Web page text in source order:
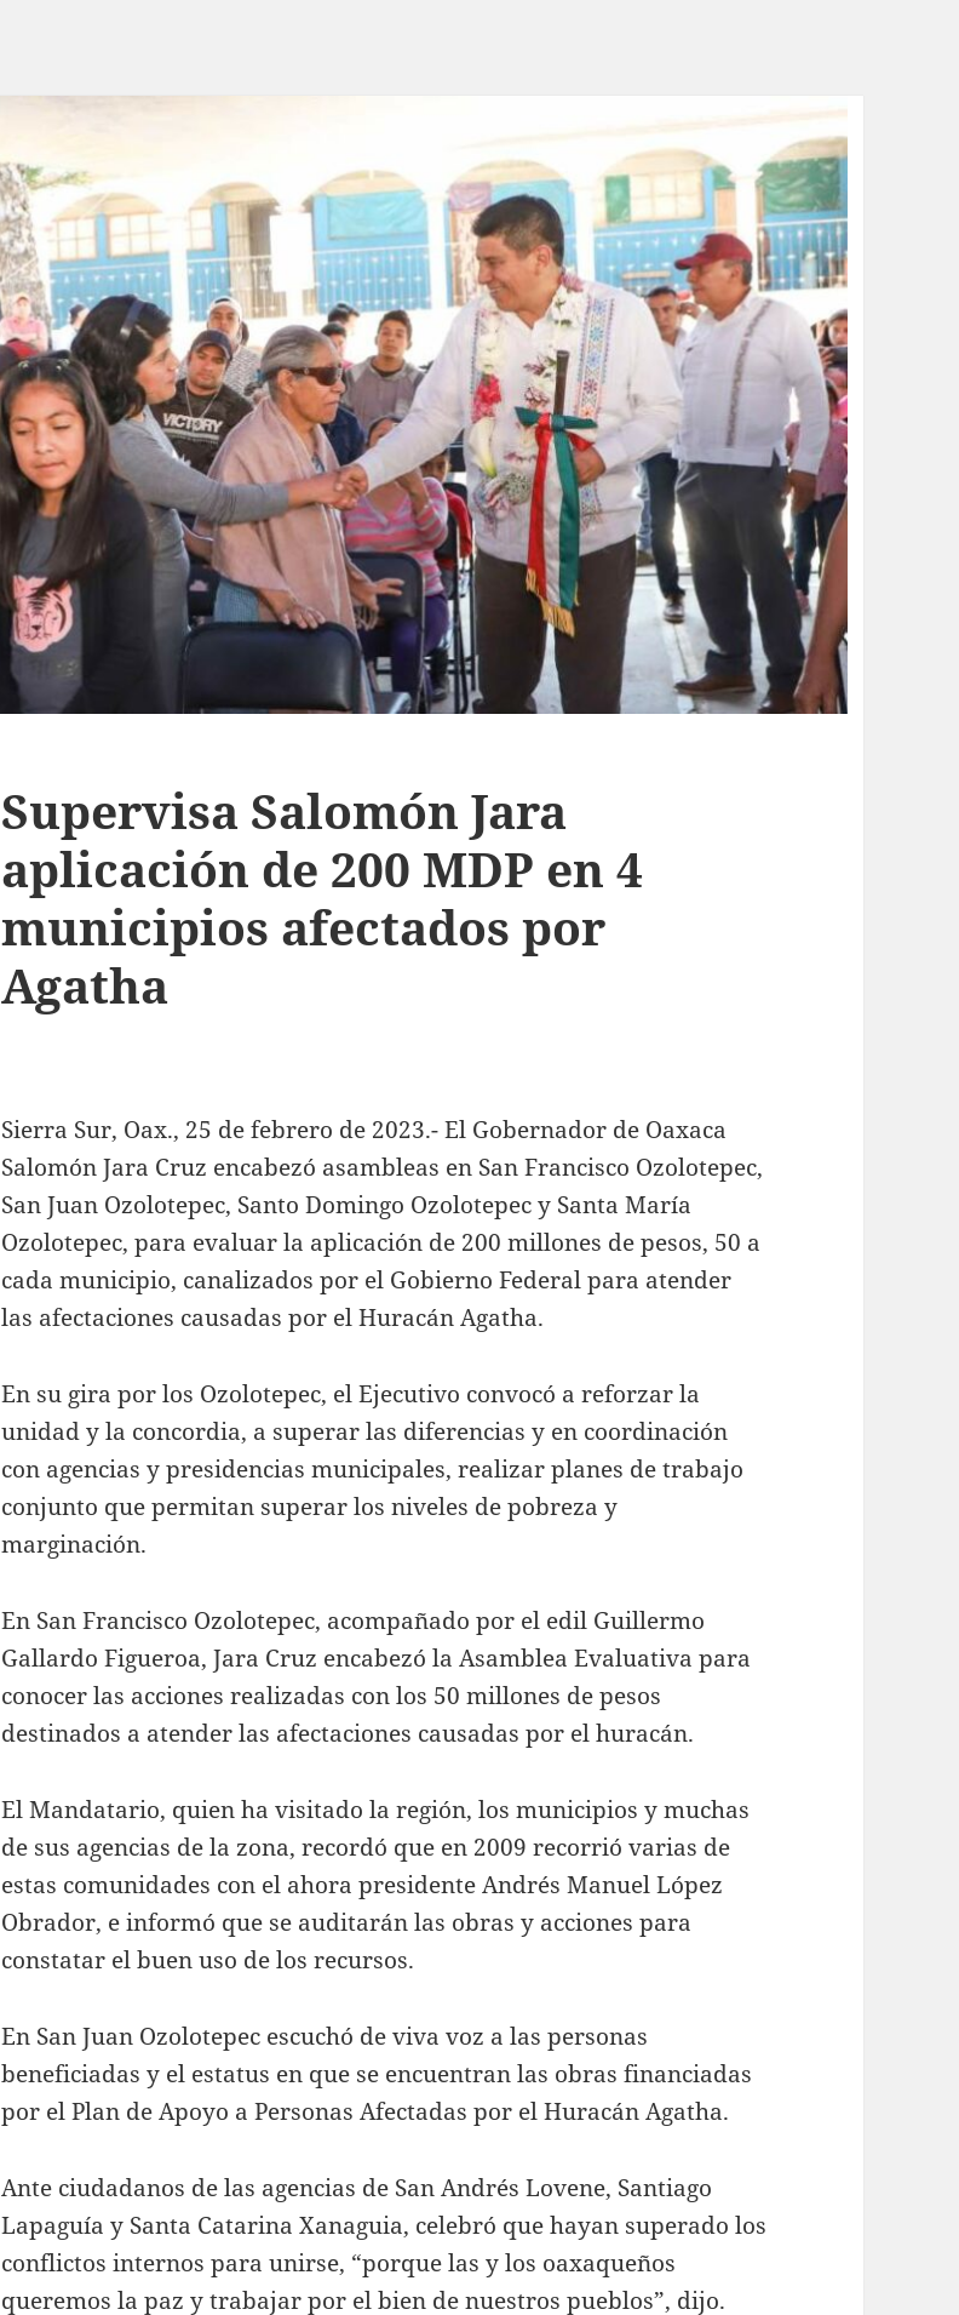
Supervisa Salomón Jara
aplicación de 200 MDP en 4
municipios afectados por
Agatha
Sierra Sur, Oax., 25 de febrero de 2023.- El Gobernador de Oaxaca
Salomón Jara Cruz encabezó asambleas en San Francisco Ozolotepec,
San Juan Ozolotepec, Santo Domingo Ozolotepec y Santa María
Ozolotepec, para evaluar la aplicación de 200 millones de pesos, 50 a
cada municipio, canalizados por el Gobierno Federal para atender
las afectaciones causadas por el Huracán Agatha.
En su gira por los Ozolotepec, el Ejecutivo convocó a reforzar la
unidad y la concordia, a superar las diferencias y en coordinación
con agencias y presidencias municipales, realizar planes de trabajo
conjunto que permitan superar los niveles de pobreza y
marginación.
En San Francisco Ozolotepec, acompañado por el edil Guillermo
Gallardo Figueroa, Jara Cruz encabezó la Asamblea Evaluativa para
conocer las acciones realizadas con los 50 millones de pesos
destinados a atender las afectaciones causadas por el huracán.
El Mandatario, quien ha visitado la región, los municipios y muchas
de sus agencias de la zona, recordó que en 2009 recorrió varias de
estas comunidades con el ahora presidente Andrés Manuel López
Obrador, e informó que se auditarán las obras y acciones para
constatar el buen uso de los recursos.
En San Juan Ozolotepec escuchó de viva voz a las personas
beneficiadas y el estatus en que se encuentran las obras financiadas
por el Plan de Apoyo a Personas Afectadas por el Huracán Agatha.
Ante ciudadanos de las agencias de San Andrés Lovene, Santiago
Lapaguía y Santa Catarina Xanaguia, celebró que hayan superado los
conflictos internos para unirse, “porque las y los oaxaqueños
queremos la paz y trabajar por el bien de nuestros pueblos”, dijo.